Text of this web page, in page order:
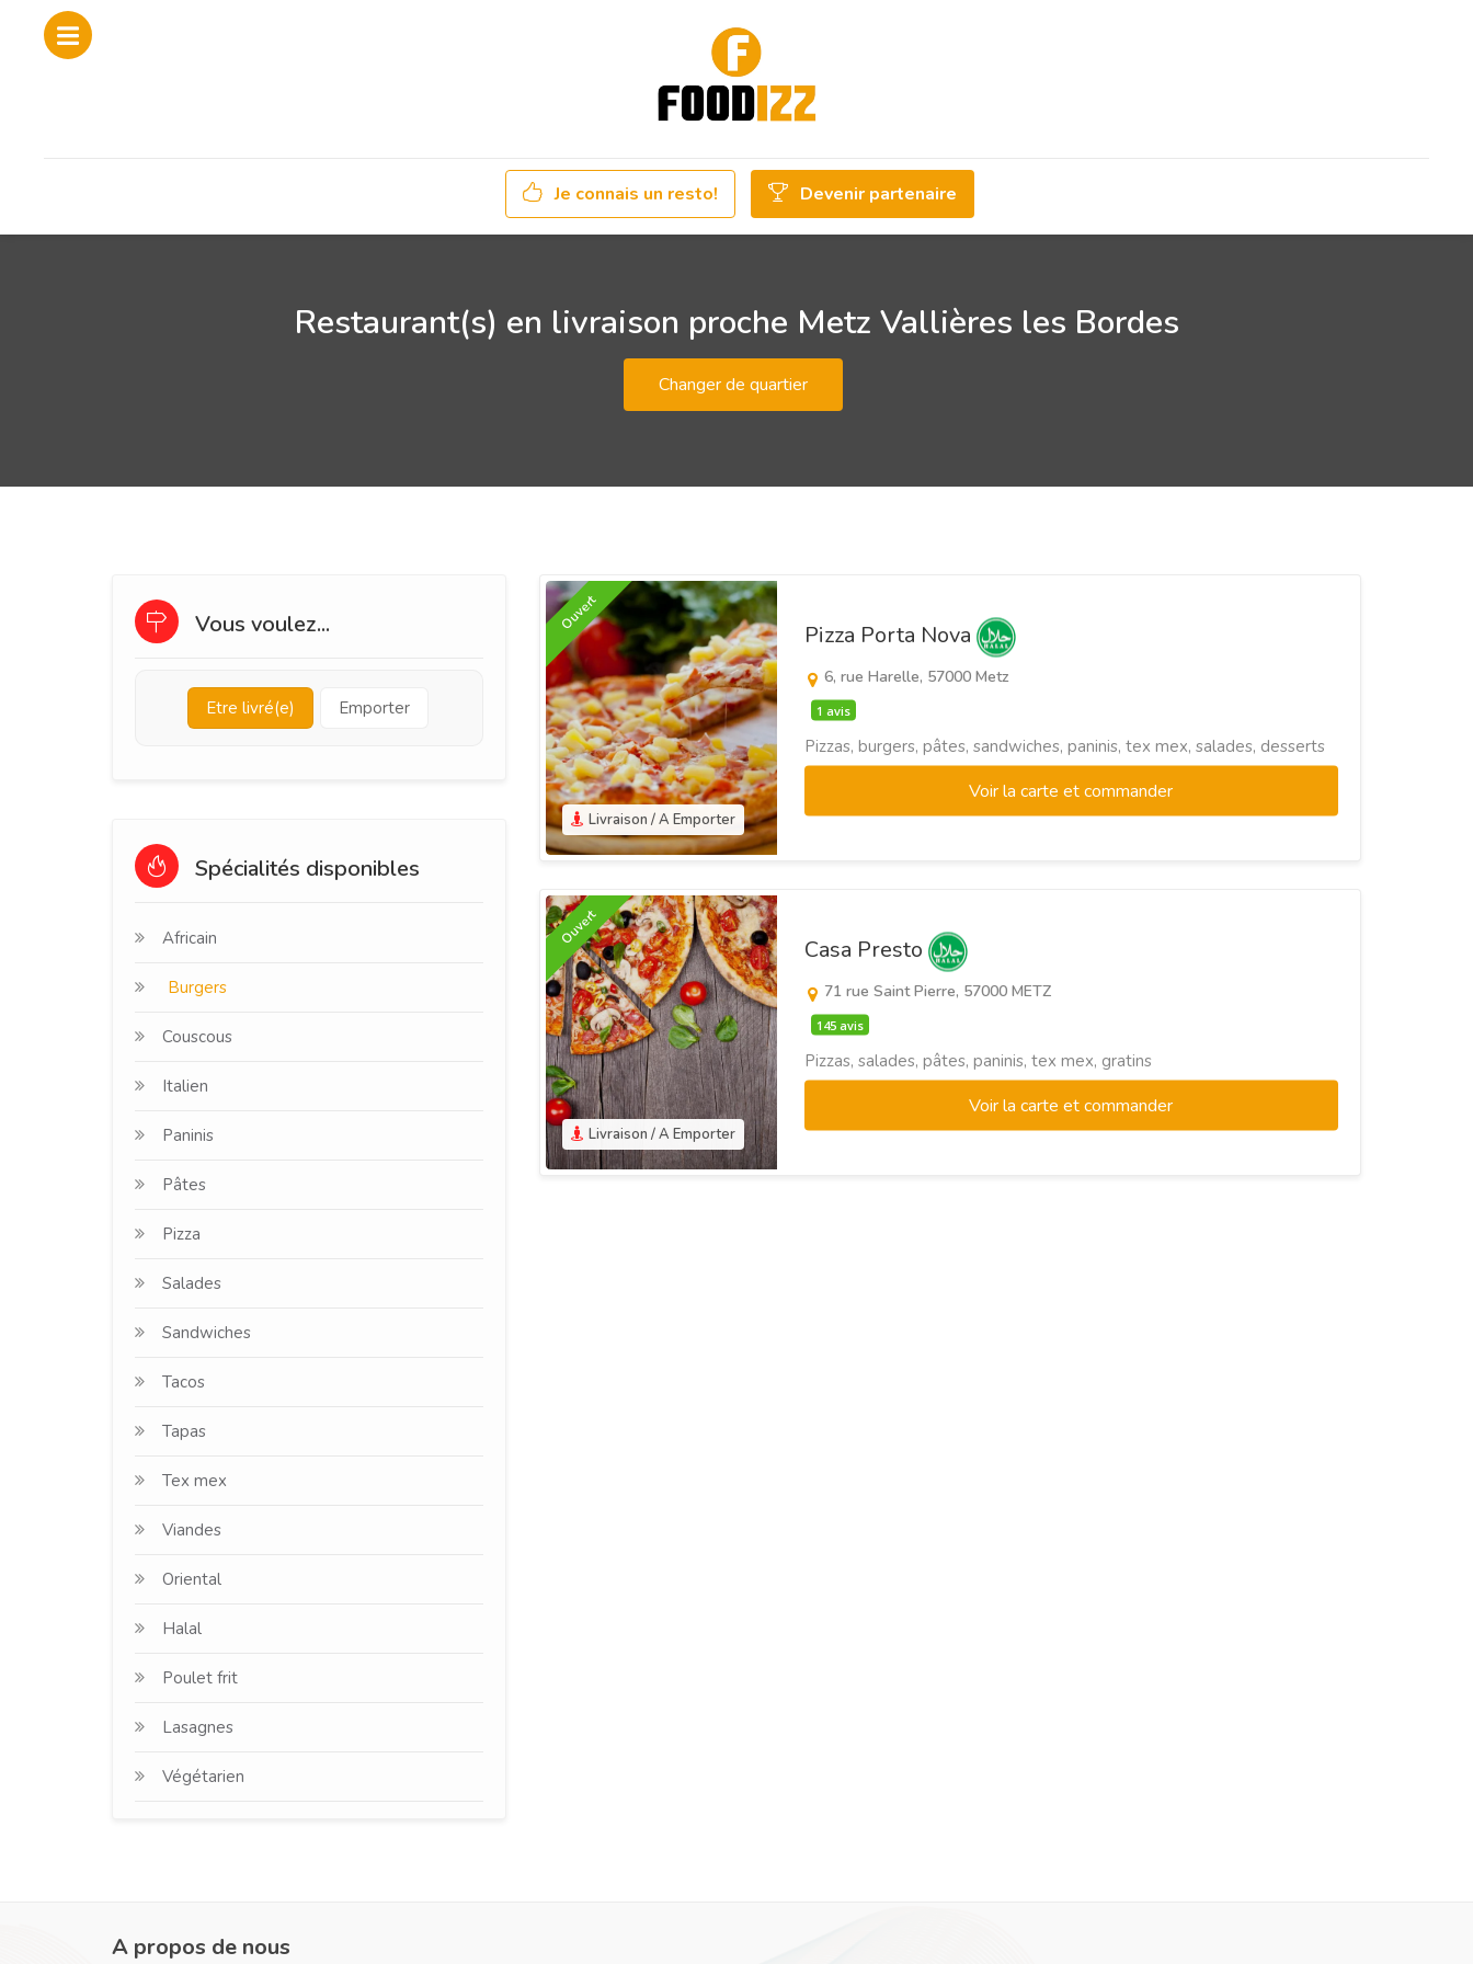
Je connais un resto! Devenir partenaire
Restaurant(s) en livraison proche Metz Vallières les Bordes
Changer de quartier
Vous voulez...
Etre livré(e) Emporter
Spécialités disponibles
Africain
Burgers
Couscous
Italien
Paninis
Pâtes
Pizza
Salades
Sandwiches
Tacos
Tapas
Tex mex
Viandes
Oriental
Halal
Poulet frit
Lasagnes
Végétarien
Livraison / A Emporter
Ouvert
Pizza Porta Nova
6, rue Harelle, 57000 Metz
1 avis
Pizzas, burgers, pâtes, sandwiches, paninis, tex mex, salades, desserts
Voir la carte et commander
Livraison / A Emporter
Ouvert
Casa Presto
71 rue Saint Pierre, 57000 METZ
145 avis
Pizzas, salades, pâtes, paninis, tex mex, gratins
Voir la carte et commander
A propos de nous